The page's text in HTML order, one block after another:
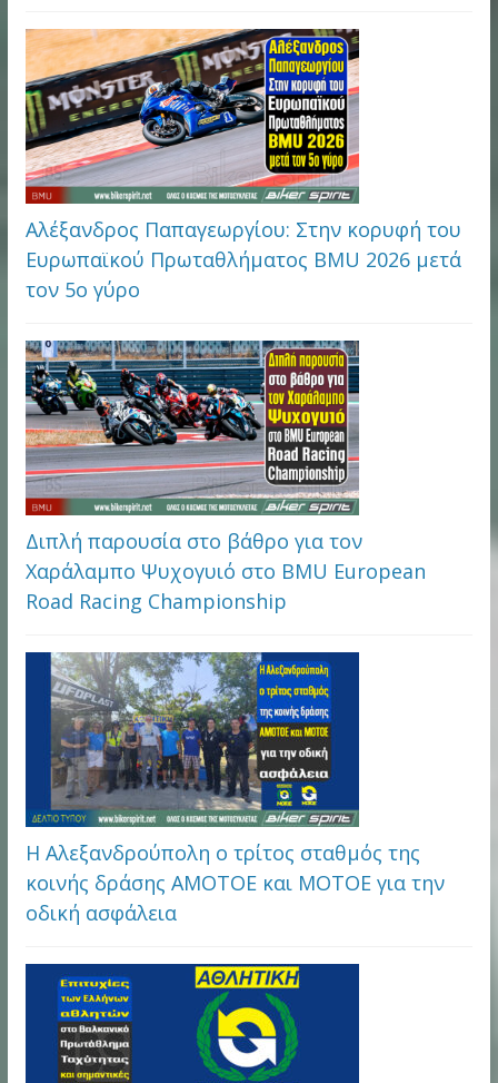
Αλέξανδρος Παπαγεωργίου: Στην κορυφή του
Ευρωπαϊκού Πρωταθλήματος BMU 2026 μετά
τον 5ο γύρο
Διπλή παρουσία στο βάθρο για τον
Χαράλαμπο Ψυχογυιό στο BMU European
Road Racing Championship
Η Αλεξανδρούπολη ο τρίτος σταθμός της
κοινής δράσης ΑΜΟΤΟΕ και ΜΟΤΟΕ για την
οδική ασφάλεια